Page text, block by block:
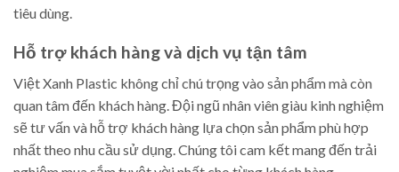
tiêu dùng.
Hỗ trợ khách hàng và dịch vụ tận tâm
Việt Xanh Plastic không chỉ chú trọng vào sản phẩm mà còn
quan tâm đến khách hàng. Đội ngũ nhân viên giàu kinh nghiệm
sẽ tư vấn và hỗ trợ khách hàng lựa chọn sản phẩm phù hợp
nhất theo nhu cầu sử dụng. Chúng tôi cam kết mang đến trải